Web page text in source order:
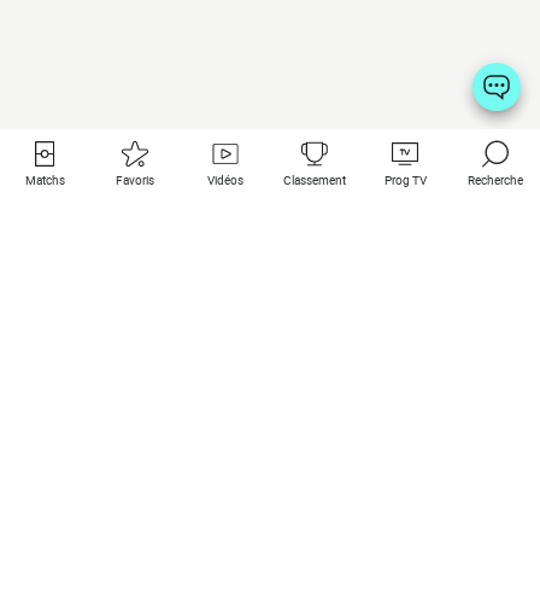
Matchs Favoris Vidéos Classement Prog TV Recherche